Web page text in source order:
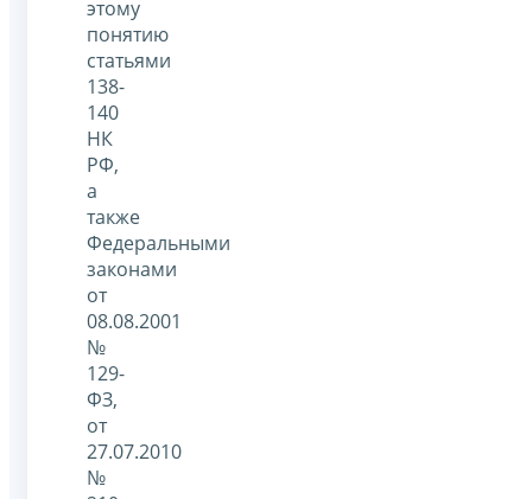
этому
понятию
статьями
138-
140
НК
РФ,
а
также
Федеральными
законами
от
08.08.2001
№
129-
ФЗ,
от
27.07.2010
№